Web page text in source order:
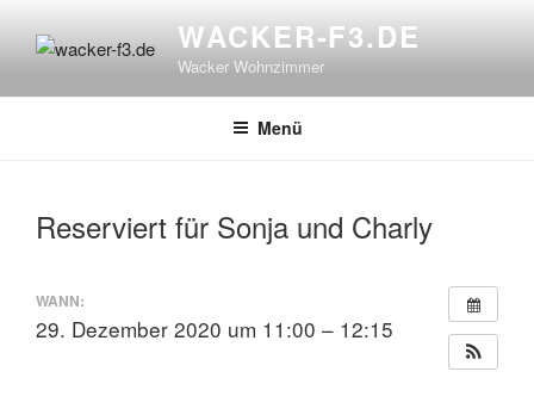
Inhalt
WACKER-F3.DE
Wacker Wohnzimmer
Menü
Reserviert für Sonja und Charly
WANN:
29. Dezember 2020 um 11:00 – 12:15